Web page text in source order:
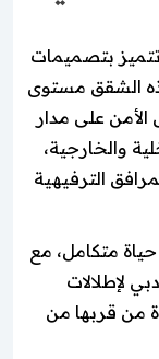
بتصميمات
الشقق مستوى
على مدار
والخارجية،
الترفيهية
متكامل، مع
لإطلالات
من قربها من